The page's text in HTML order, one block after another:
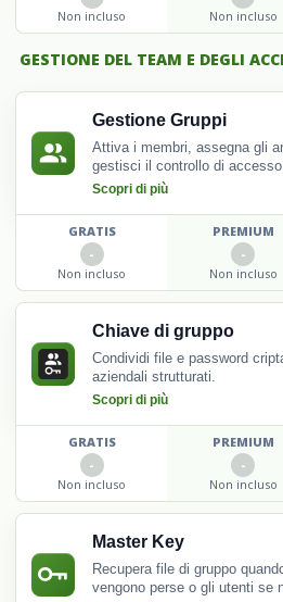
Non incluso Non incluso
GESTIONE DEL TEAM E DEGLI
Gestione Gruppi
Attiva i membri, assegna gli
gestisci il controllo di accesso
Scopri di più
GRATIS
Non incluso
PREMIUM
Non incluso
Chiave di gruppo
Condividi file e password
aziendali strutturati.
Scopri di più
GRATIS
Non incluso
PREMIUM
Non incluso
Master Key
Recupera file di gruppo
vengono perse o gli utenti se